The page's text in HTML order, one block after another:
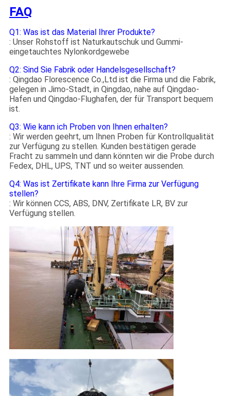
FAQ
Q1: Was ist das Material Ihrer Produkte?
: Unser Rohstoff ist Naturkautschuk und Gummi-
eingetauchtes Nylonkordgewebe
Q2: Sind Sie Fabrik oder Handelsgesellschaft?
: Qingdao Florescence Co.,Ltd ist die Firma und die Fabrik,
gelegen in Jimo-Stadt, in Qingdao, nahe auf Qingdao-
Hafen und Qingdao-Flughafen, der für Transport bequem
ist.
Q3: Wie kann ich Proben von Ihnen erhalten?
: Wir werden geehrt, um Ihnen Proben für Kontrollqualität
zur Verfügung zu stellen. Kunden bestätigen gerade
Fracht zu sammeln und dann könnten wir die Probe durch
Fedex, DHL, UPS, TNT und so weiter aussenden.
Q4: Was ist Zertifikate kann Ihre Firma zur Verfügung
stellen?
: Wir können CCS, ABS, DNV, Zertifikate LR, BV zur
Verfügung stellen.